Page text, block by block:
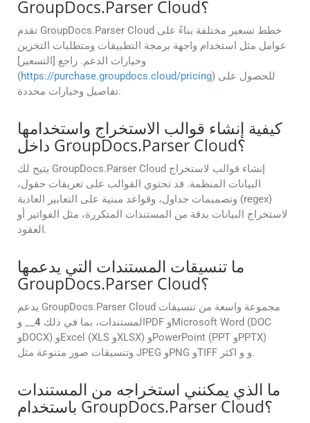
GroupDocs.Parser Cloud؟
تقدم GroupDocs.Parser Cloud خطط تسعير مختلفة بناءً على
عوامل مثل استخدام واجهة برمجة التطبيقات ومتطلبات التخزين
وخيارات الدعم. راجع [التسعير]
(https://purchase.groupdocs.cloud/pricing) للحصول على
تفاصيل وخيارات محددة.
كيفية إنشاء قوالب الاستخراج واستخدامها
داخل GroupDocs.Parser Cloud؟
يتيح لك GroupDocs.Parser Cloud إنشاء قوالب لاستخراج
البيانات المنظمة. قد تحتوي القوالب على تعريفات حقول،
وتصميمات جداول، وقواعد مبنية على التعابير العادية (regex)
لاستخراج البيانات بدقة من المستندات المتكررة، مثل الفواتير أو
العقود.
ما تنسيقات المستندات التي يدعمها
GroupDocs.Parser Cloud؟
يدعم GroupDocs.Parser Cloud مجموعة واسعة من تنسيقات
المستندات، بما في ذلك 4 __ وPDF وMicrosoft Word (DOC
وDOCX) وExcel (XLS وXLSX) وPowerPoint (PPT وPPTX)
وتنسيقات صور متنوعة مثل JPEG وPNG وTIFF و و اكثر.
ما الذي يمكنني استخراجه من المستندات
باستخدام GroupDocs.Parser Cloud؟